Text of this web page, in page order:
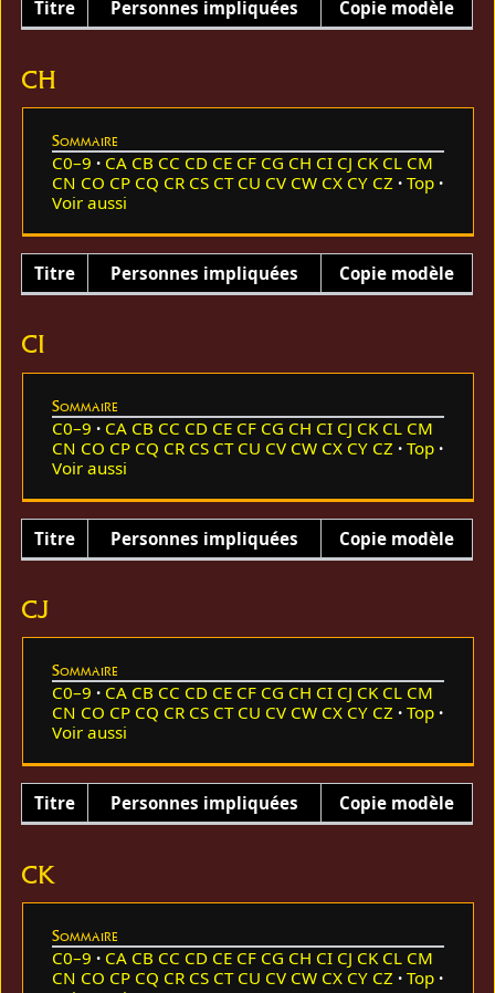
Titre Personnes impliquées Copie modèle
CH
Sommaire
C0–9 CA CB CC CD CE CF CG CH CI CJ CK CL CM
CN CO CP CQ CR CS CT CU CV CW CX CY CZ
Top
Voir aussi
Titre Personnes impliquées Copie modèle
CI
Sommaire
C0–9 CA CB CC CD CE CF CG CH CI CJ CK CL CM
CN CO CP CQ CR CS CT CU CV CW CX CY CZ
Top
Voir aussi
Titre Personnes impliquées Copie modèle
CJ
Sommaire
C0–9 CA CB CC CD CE CF CG CH CI CJ CK CL CM
CN CO CP CQ CR CS CT CU CV CW CX CY CZ
Top
Voir aussi
Titre Personnes impliquées Copie modèle
CK
Sommaire
C0–9 CA CB CC CD CE CF CG CH CI CJ CK CL CM
CN CO CP CQ CR CS CT CU CV CW CX CY CZ
Top